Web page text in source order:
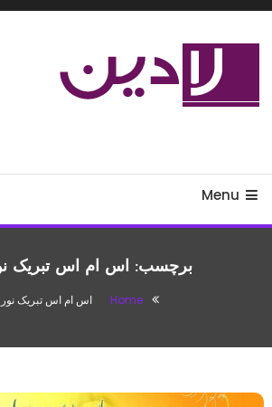
Skip
Menu
برچسب: اس ام اس تبریک
Home اس ام اس تبریک نوروز